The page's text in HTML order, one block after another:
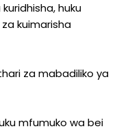
huku
kuimarisha
za mabadiliko ya
mfumuko wa bei